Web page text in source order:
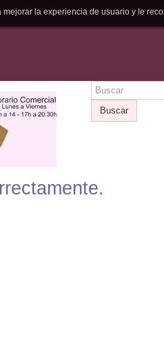
Buscar
mejorar la experiencia de usuario y le